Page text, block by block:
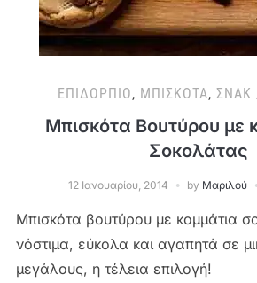
ΕΠΙΔΌΡΠΙΟ, ΜΠΙΣΚΌΤΑ, ΣΝΑΚ
Μπισκότα Βουτύρου με
Σοκολάτας
12 Ιανουαρίου, 2014 by Μαριλού
Μπισκότα βουτύρου με κομμάτια
νόστιμα, εύκολα και αγαπητά σε
μεγάλους, η τέλεια επιλογή!